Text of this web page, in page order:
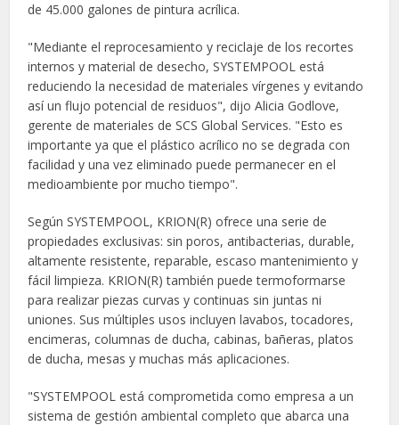
de 45.000 galones de pintura acrílica.
"Mediante el reprocesamiento y reciclaje de los recortes
internos y material de desecho, SYSTEMPOOL está
reduciendo la necesidad de materiales vírgenes y evitando
así un flujo potencial de residuos", dijo Alicia Godlove,
gerente de materiales de SCS Global Services. "Esto es
importante ya que el plástico acrílico no se degrada con
facilidad y una vez eliminado puede permanecer en el
medioambiente por mucho tiempo".
Según SYSTEMPOOL, KRION(R) ofrece una serie de
propiedades exclusivas: sin poros, antibacterias, durable,
altamente resistente, reparable, escaso mantenimiento y
fácil limpieza. KRION(R) también puede termoformarse
para realizar piezas curvas y continuas sin juntas ni
uniones. Sus múltiples usos incluyen lavabos, tocadores,
encimeras, columnas de ducha, cabinas, bañeras, platos
de ducha, mesas y muchas más aplicaciones.
"SYSTEMPOOL está comprometida como empresa a un
sistema de gestión ambiental completo que abarca una